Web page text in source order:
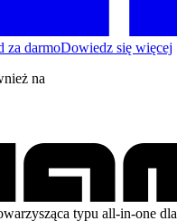
za darmoDowiedz się więcej
na
typu all-in-one dla